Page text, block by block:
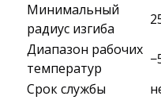
Минимальный
радиус изгиба
Диапазон рабочих
температур
Срок службы